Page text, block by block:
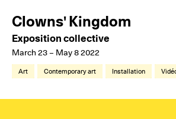
Clowns' Kingdom
Exposition collective
March 23 – May 8 2022
Art Contemporary art Installation